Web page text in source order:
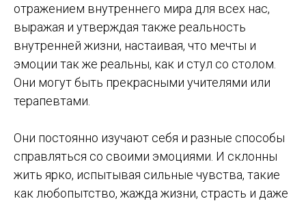
отражением внутреннего мира для всех нас,
выражая и утверждая также реальность
внутренней жизни, настаивая, что мечты и
эмоции так же реальны, как и стул со столом.
Они могут быть прекрасными учителями или
терапевтами.
Они постоянно изучают себя и разные способы
справляться со своими эмоциями. И склонны
жить ярко, испытывая сильные чувства, такие
как любопытство, жажда жизни, страсть и даже